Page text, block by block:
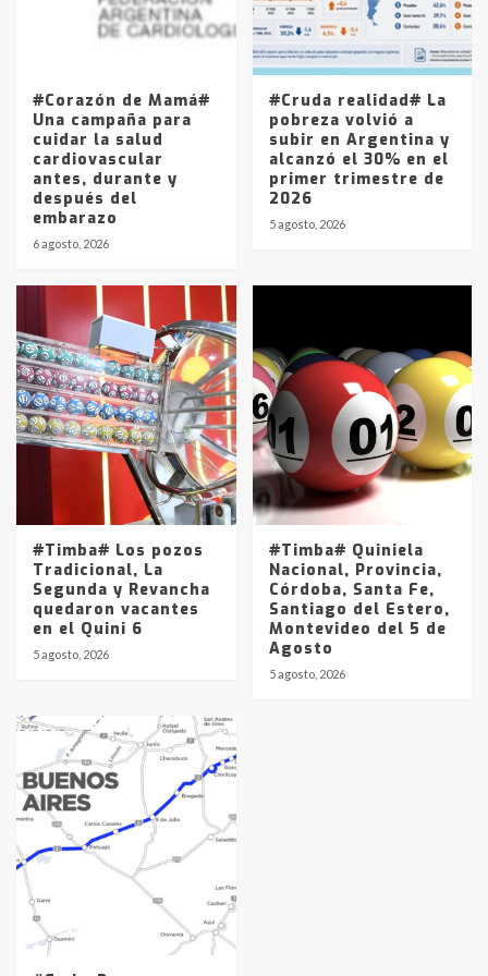
Los precios de los combustibles en
La Pampa, desde YPF hasta Axion
entre 857 a 1338 pesos
#Corazón de Mamá#
Una campaña para
cuidar la salud
cardiovascular
antes, durante y
después del
embarazo
6 agosto, 2026
#Cruda realidad# La
pobreza volvió a
subir en Argentina y
alcanzó el 30% en el
primer trimestre de
2026
5 agosto, 2026
#Timba# Los pozos
Tradicional, La
Segunda y Revancha
quedaron vacantes
en el Quini 6
5 agosto, 2026
#Timba# Quiniela
Nacional, Provincia,
Córdoba, Santa Fe,
Santiago del Estero,
Montevideo del 5 de
Agosto
5 agosto, 2026